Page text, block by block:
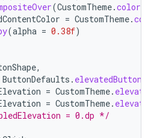
(CustomTheme.colors
= CustomTheme.
(alpha = 0.38f)
,
ButtonDefaults .
= CustomTheme.
= CustomTheme.
= 0.dp */